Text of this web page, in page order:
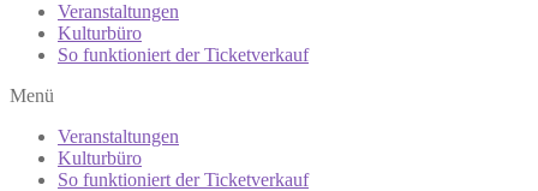
Veranstaltungen
Kulturbüro
So funktioniert der Ticketverkauf
Menü
Veranstaltungen
Kulturbüro
So funktioniert der Ticketverkauf